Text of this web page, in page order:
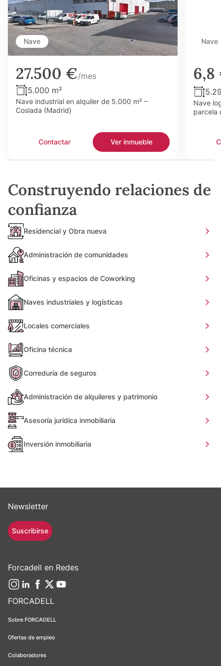
Nave
27.500 €/mes
5.000 m²
Nave industrial en alquiler de 5.000 m² –
Coslada (Madrid)
Contactar Ver inmueble
Nave
Nave
parcela
Construyendo relaciones de
confianza
Residencial y Obra nueva
Administración de comunidades
Oficinas y espacios de Coworking
Naves industriales y logísticas
Locales comerciales
Oficina técnica
Correduría de seguros
Administración de alquileres y patrimonio
Asesoría jurídica inmobiliaria
Inversión inmobiliaria
FORCADELL
Sobre FORCADELL
Ofertas de empleo
Colaboradores
Newsletter
Suscribirse
Forcadell en Redes